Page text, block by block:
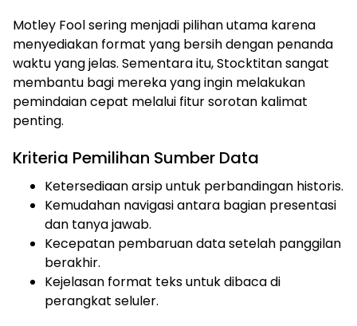
Motley Fool sering menjadi pilihan utama karena
menyediakan format yang bersih dengan penanda
waktu yang jelas. Sementara itu, Stocktitan sangat
membantu bagi mereka yang ingin melakukan
pemindaian cepat melalui fitur sorotan kalimat
penting.
Kriteria Pemilihan Sumber Data
Ketersediaan arsip untuk perbandingan historis.
Kemudahan navigasi antara bagian presentasi
dan tanya jawab.
Kecepatan pembaruan data setelah panggilan
berakhir.
Kejelasan format teks untuk dibaca di
perangkat seluler.